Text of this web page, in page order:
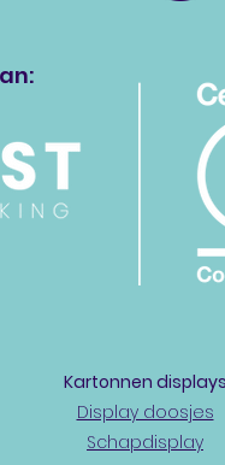
Kartonnen displays
Display doosjes
Schapdisplay